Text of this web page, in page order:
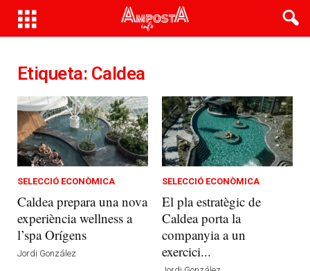
Etiqueta: Caldea
SELECCIÓ ECONÒMICA
Caldea prepara una nova
experiència wellness a
l’spa Orígens
Jordi González
SELECCIÓ ECONÒMICA
El pla estratègic de
Caldea porta la
companyia a un
exercici...